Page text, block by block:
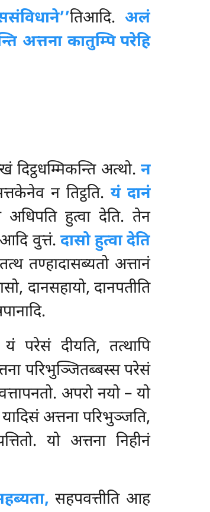
तिआदि. अलं
अत्तना कातुम्पि परेहि
दिट्ठधम्मिकन्ति अत्थो.न
न तिट्ठति.यं दानं
हुत्वा देति. तेन
वुत्तं. दासो हुत्वा देति
तण्हादासब्यतो अत्तानं
दानसहायो, दानपतीति
परेसं दीयति, तत्थापि
परिभुञ्जितब्बस्स परेसं
अपरो नयो – यो
यादिसं अत्तना परिभुञ्जति,
यो अत्तना निहीनं
सहपवत्तीति आह